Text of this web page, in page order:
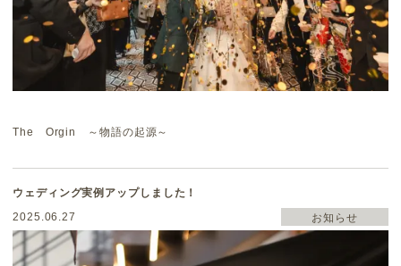
The Orgin ～物語の起源～
ウェディング実例アップしました！
2025.06.27
お知らせ